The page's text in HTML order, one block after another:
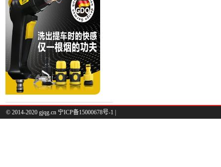
58元)
© 2014-2020 gjqg.cn 宁ICP备15000678号-1 |